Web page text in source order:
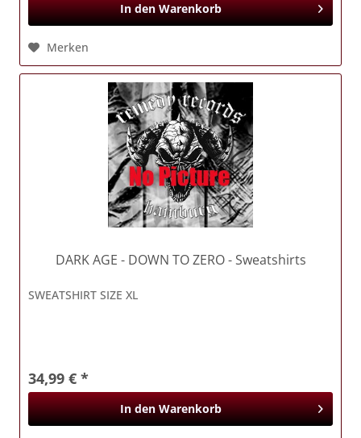
In den Warenkorb
Merken
DARK AGE - DOWN TO ZERO - Sweatshirts
SWEATSHIRT SIZE XL
34,99 € *
In den Warenkorb